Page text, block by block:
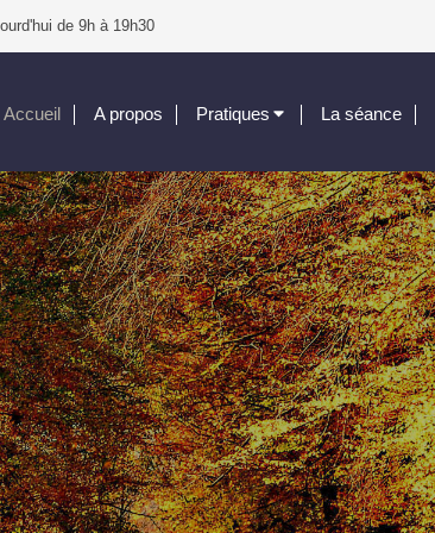
de 9h à 19h30
Accueil A propos Pratiques La séance